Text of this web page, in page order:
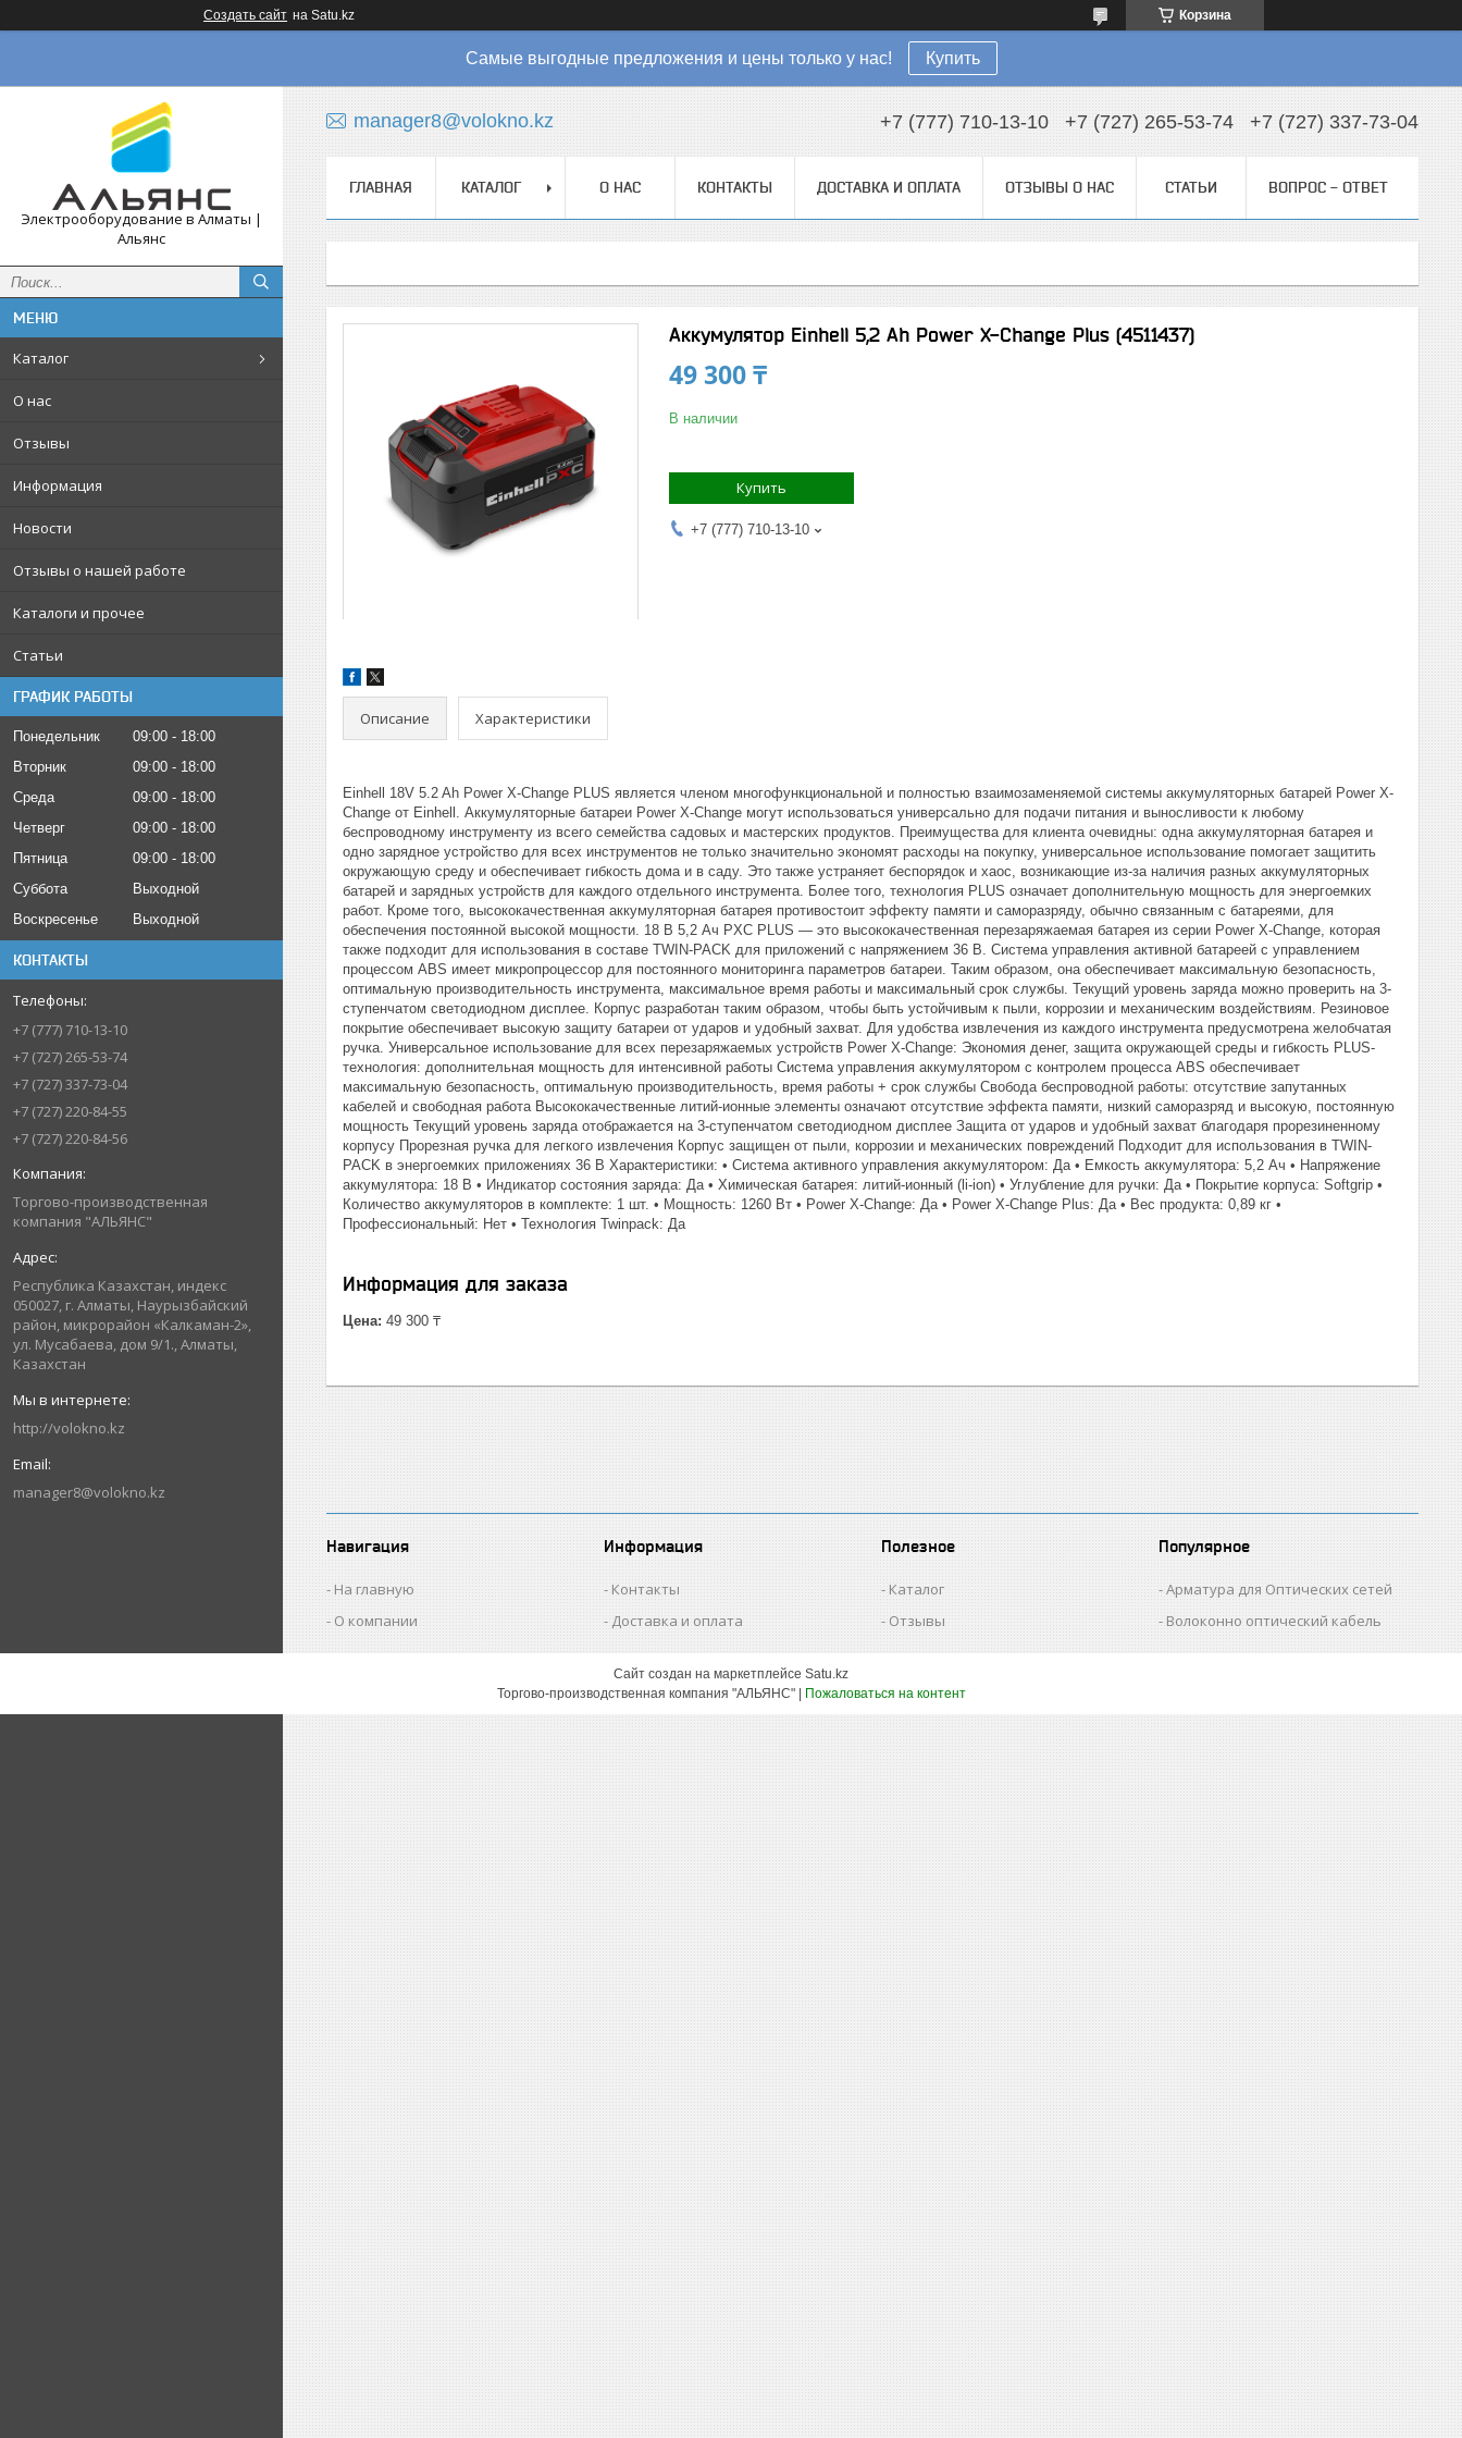
Создать сайт на Satu.kz Корзина
Самые выгодные предложения и цены только у нас! Купить
Электрооборудование в Алматы |
Альянс
Каталог
О нас
Отзывы
Информация
Новости
Отзывы о нашей работе
Каталоги и прочее
Статьи
ГРАФИК РАБОТЫ
Понедельник 09:00
18:00
Вторник
09:00
18:00
Среда
09:00
18:00
Четверг
09:00
18:00
Пятница
09:00
18:00
Суббота
Выходной
Воскресенье
Выходной
КОНТАКТЫ
+7 (777) 710-13-10
+7 (727) 265-53-74
+7 (727) 337-73-04
+7 (727) 220-84-55
+7 (727) 220-84-56
Торгово-производственная
компания "АЛЬЯНС"
Республика Казахстан, индекс
050027, г. Алматы, Наурызбайский
район, микрорайон «Калкаман-2»,
ул. Мусабаева, дом 9/1., Алматы,
Казахстан
http://volokno.kz
manager8@volokno.kz
manager8@volokno.kz +7 (777) 710-13-10 +7 (727) 265-53-74 +7 (727) 337-73-04
ГЛАВНАЯ КАТАЛОГ О НАС КОНТАКТЫ ДОСТАВКА И ОПЛАТА ОТЗЫВЫ О НАС СТАТЬИ ВОПРОС - ОТВЕТ
Аккумулятор Einhell 5,2 Ah Power X-Change Plus (4511437)
49 300 ₸
В наличии
Купить
+7 (777) 710-13-10
Описание Характеристики
Einhell 18V 5.2 Ah Power X-Change PLUS является членом многофункциональной и полностью взаимозаменяемой системы аккумуляторных батарей Power X-
Change от Einhell. Аккумуляторные батареи Power X-Change могут использоваться универсально для подачи питания и выносливости к любому
беспроводному инструменту из всего семейства садовых и мастерских продуктов. Преимущества для клиента очевидны: одна аккумуляторная батарея и
одно зарядное устройство для всех инструментов не только значительно экономят расходы на покупку, универсальное использование помогает защитить
окружающую среду и обеспечивает гибкость дома и в саду. Это также устраняет беспорядок и хаос, возникающие из-за наличия разных аккумуляторных
батарей и зарядных устройств для каждого отдельного инструмента. Более того, технология PLUS означает дополнительную мощность для энергоемких
работ. Кроме того, высококачественная аккумуляторная батарея противостоит эффекту памяти и саморазряду, обычно связанным с батареями, для
обеспечения постоянной высокой мощности. 18 В 5,2 Ач PXC PLUS — это высококачественная перезаряжаемая батарея из серии Power X-Change, которая
также подходит для использования в составе TWIN-PACK для приложений с напряжением 36 В. Система управления активной батареей с управлением
процессом ABS имеет микропроцессор для постоянного мониторинга параметров батареи. Таким образом, она обеспечивает максимальную безопасность,
оптимальную производительность инструмента, максимальное время работы и максимальный срок службы. Текущий уровень заряда можно проверить на 3-
ступенчатом светодиодном дисплее. Корпус разработан таким образом, чтобы быть устойчивым к пыли, коррозии и механическим воздействиям. Резиновое
покрытие обеспечивает высокую защиту батареи от ударов и удобный захват. Для удобства извлечения из каждого инструмента предусмотрена желобчатая
ручка. Универсальное использование для всех перезаряжаемых устройств Power X-Change: Экономия денег, защита окружающей среды и гибкость PLUS-
технология: дополнительная мощность для интенсивной работы Система управления аккумулятором с контролем процесса ABS обеспечивает
максимальную безопасность, оптимальную производительность, время работы + срок службы Свобода беспроводной работы: отсутствие запутанных
кабелей и свободная работа Высококачественные литий-ионные элементы означают отсутствие эффекта памяти, низкий саморазряд и высокую, постоянную
мощность Текущий уровень заряда отображается на 3-ступенчатом светодиодном дисплее Защита от ударов и удобный захват благодаря прорезиненному
корпусу Прорезная ручка для легкого извлечения Корпус защищен от пыли, коррозии и механических повреждений Подходит для использования в TWIN-
PACK в энергоемких приложениях 36 В Характеристики: • Система активного управления аккумулятором: Да • Емкость аккумулятора: 5,2 Ач • Напряжение
аккумулятора: 18 В • Индикатор состояния заряда: Да • Химическая батарея: литий-ионный (li-ion) • Углубление для ручки: Да • Покрытие корпуса: Softgrip •
Количество аккумуляторов в комплекте: 1 шт. • Мощность: 1260 Вт • Power X-Change: Да • Power X-Change Plus: Да • Вес продукта: 0,89 кг •
Профессиональный: Нет • Технология Twinpack: Да
Информация для заказа
Цена: 49 300 ₸
Навигация
На главную
О компании
Информация
Контакты
Доставка и оплата
Полезное
Каталог
Отзывы
Популярное
Арматура для Оптических сетей
Волоконно оптический кабель
Сайт создан на маркетплейсе Satu.kz
Пожаловаться на контент